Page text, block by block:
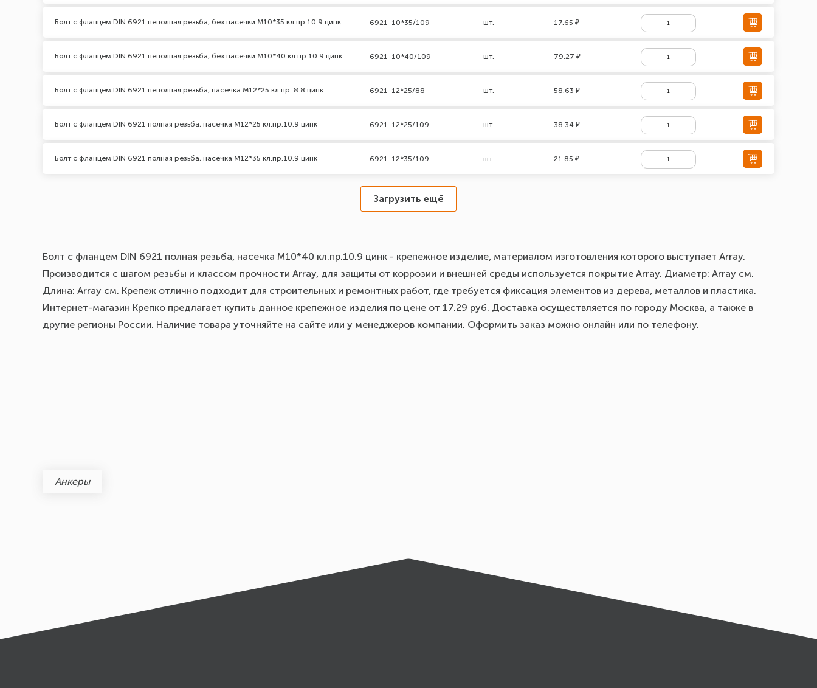
Болт с фланцем DIN 6921 неполная резьба, без насечки М10*35 кл.пр.10.9 цинк 6921-10*35/109 шт. 17.65 ₽
Болт с фланцем DIN 6921 неполная резьба, без насечки М10*40 кл.пр.10.9 цинк 6921-10*40/109 шт. 79.27 ₽
Болт с фланцем DIN 6921 неполная резьба, насечка М12*25 кл.пр. 8.8 цинк 6921-12*25/88 шт. 58.63 ₽
Болт с фланцем DIN 6921 полная резьба, насечка М12*25 кл.пр.10.9 цинк 6921-12*25/109 шт. 38.34 ₽
Болт с фланцем DIN 6921 полная резьба, насечка М12*35 кл.пр.10.9 цинк 6921-12*35/109 шт. 21.85 ₽
Загрузить ещё
Болт с фланцем DIN 6921 полная резьба, насечка М10*40 кл.пр.10.9 цинк - крепежное изделие, материалом изготовления которого выступает Array.
Производится с шагом резьбы и классом прочности Array, для защиты от коррозии и внешней среды используется покрытие Array. Диаметр: Array см.
Длина: Array см. Крепеж отлично подходит для строительных и ремонтных работ, где требуется фиксация элементов из дерева, металлов и пластика.
Интернет-магазин Крепко предлагает купить данное крепежное изделия по цене от 17.29 руб. Доставка осуществляется по городу Москва, а также в
другие регионы России. Наличие товара уточняйте на сайте или у менеджеров компании. Оформить заказ можно онлайн или по телефону.
Анкеры